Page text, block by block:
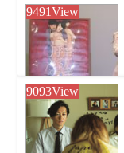
9491View
9093View